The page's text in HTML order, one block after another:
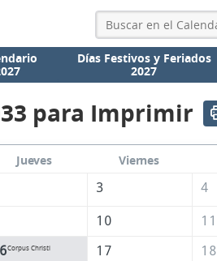
Días Festivos y Feriados
2027
para Imprimir
Jueves Viernes
3 4
10 11
Corpus Christi 17 18